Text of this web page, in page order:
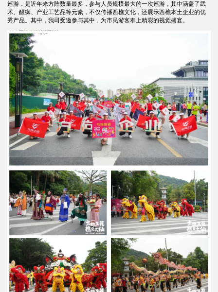
巡游，是近年来方阵数量最多，参与人员规模最大的一次巡游，其中涵盖了武
术、醒狮、产业工艺品等元素，不仅传播西樵文化，还展示西樵本土企业的优
秀产品。其中，我司受邀参与其中，为市民游客奉上精彩的视觉盛宴。